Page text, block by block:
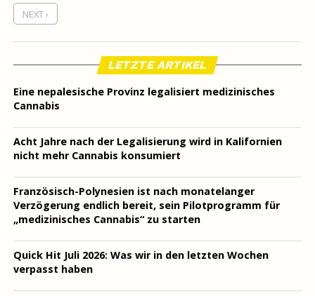
NEXT ›
LETZTE ARTIKEL
Eine nepalesische Provinz legalisiert medizinisches
Cannabis
Acht Jahre nach der Legalisierung wird in Kalifornien
nicht mehr Cannabis konsumiert
Französisch-Polynesien ist nach monatelanger
Verzögerung endlich bereit, sein Pilotprogramm für
„medizinisches Cannabis“ zu starten
Quick Hit Juli 2026: Was wir in den letzten Wochen
verpasst haben